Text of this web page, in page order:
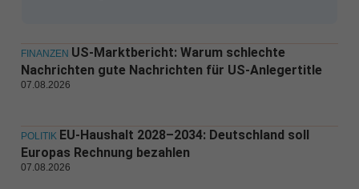
FINANZEN US-Marktbericht: Warum schlechte
Nachrichten gute Nachrichten für US-Anlegertitle
07.08.2026
POLITIK EU-Haushalt 2028–2034: Deutschland soll
Europas Rechnung bezahlen
07.08.2026